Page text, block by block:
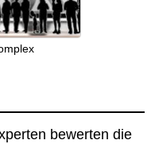
bewerten die